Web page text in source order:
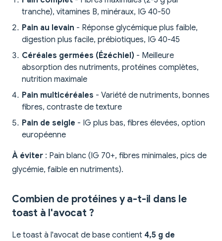
tranche), vitamines B, minéraux, IG 40-50
Pain au levain - Réponse glycémique plus faible,
digestion plus facile, prébiotiques, IG 40-45
Céréales germées (Ézéchiel) - Meilleure
absorption des nutriments, protéines complètes,
nutrition maximale
Pain multicéréales - Variété de nutriments, bonnes
fibres, contraste de texture
Pain de seigle - IG plus bas, fibres élevées, option
européenne
À éviter : Pain blanc (IG 70+, fibres minimales, pics de
glycémie, faible en nutriments).
Combien de protéines y a-t-il dans le
toast à l'avocat ?
Le toast à l'avocat de base contient 4,5 g de